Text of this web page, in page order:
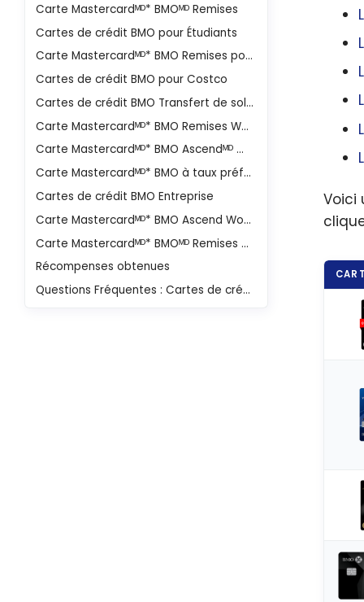
Voici
Carte Mastercardᴹᴰ* BMOᴹᴰ Remises
Cartes de crédit BMO pour Étudiants
Carte Mastercardᴹᴰ* BMO Remises pour étudiants
Cartes de crédit BMO pour Costco
Cartes de crédit BMO Transfert de solde
Carte Mastercardᴹᴰ* BMO Remises World Eliteᴹᴰ*
Carte Mastercardᴹᴰ* BMO Ascendᴹᴰ World Eliteᴹᴰ*
Carte Mastercardᴹᴰ* BMO à taux préférentiel
Cartes de crédit BMO Entreprise
Carte Mastercardᴹᴰ* BMO Ascend World Eliteᴹᴰ* pour entreprise
Carte Mastercardᴹᴰ* BMOᴹᴰ Remises pour entreprise
Récompenses obtenues
Questions Fréquentes : Cartes de crédit BMO